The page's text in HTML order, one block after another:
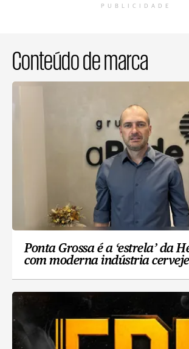
PUBLICIDADE
Conteúdo de marca
Ponta Grossa é a ‘estrela’ da
com moderna indústria